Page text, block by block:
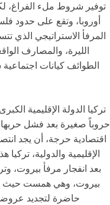
توفير شروط ملء الفراغ،
أوروبا، وتقع على حدود
المرفأ الاستراتيجي الذي
الليرة، والمصارف
الطوائف كيانات
حروباً صغيرة بعد فشل
اقتصادية حرجة، أن يجد
الإقليمية والدولية،
بعد انفجار مرفأ بيروت،
بيروت، وهي همست حيث يجب
حاضرة لتجديد